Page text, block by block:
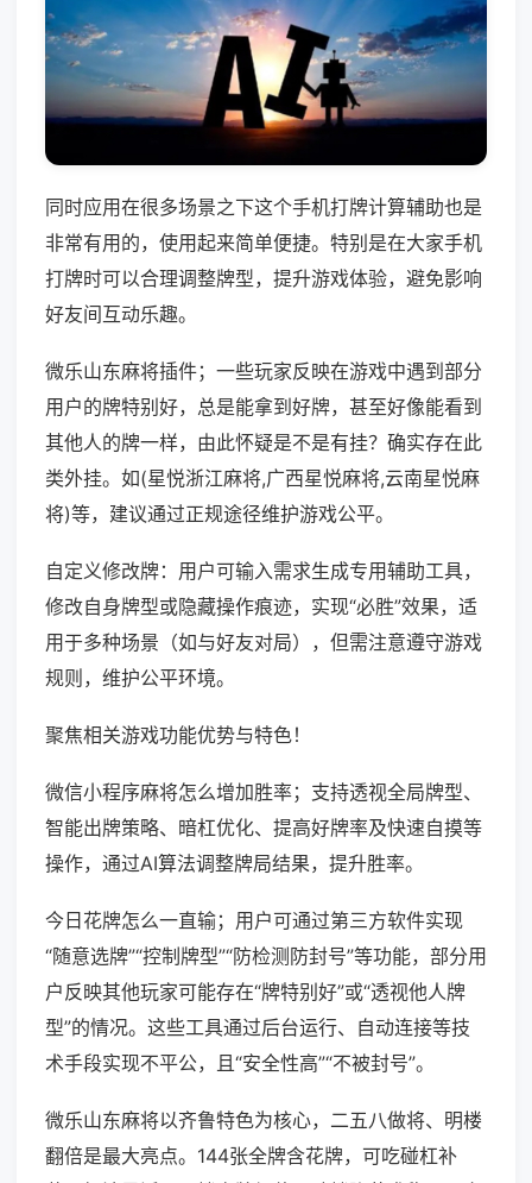
同时应用在很多场景之下这个手机打牌计算辅助也是
非常有用的，使用起来简单便捷。特别是在大家手机
打牌时可以合理调整牌型，提升游戏体验，避免影响
好友间互动乐趣。
微乐山东麻将插件；一些玩家反映在游戏中遇到部分
用户的牌特别好，总是能拿到好牌，甚至好像能看到
其他人的牌一样，由此怀疑是不是有挂？确实存在此
类外挂。如(星悦浙江麻将,广西星悦麻将,云南星悦麻
将)等，建议通过正规途径维护游戏公平。
自定义修改牌：用户可输入需求生成专用辅助工具，
修改自身牌型或隐藏操作痕迹，实现“必胜”效果，适
用于多种场景（如与好友对局），但需注意遵守游戏
规则，维护公平环境。
聚焦相关游戏功能优势与特色！
微信小程序麻将怎么增加胜率；支持透视全局牌型、
智能出牌策略、暗杠优化、提高好牌率及快速自摸等
操作，通过AI算法调整牌局结果，提升胜率。
今日花牌怎么一直输；用户可通过第三方软件实现
“随意选牌”“控制牌型”“防检测防封号”等功能，部分用
户反映其他玩家可能存在“牌特别好”或“透视他人牌
型”的情况。这些工具通过后台运行、自动连接等技
术手段实现不平公，且“安全性高”“不被封号”。
微乐山东麻将以齐鲁特色为核心，二五八做将、明楼
翻倍是最大亮点。144张全牌含花牌，可吃碰杠补